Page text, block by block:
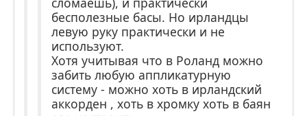
бесполезные басы. Но ирландцы
левую руку практически и не
используют.
Хотя учитывая что в Роланд можно
забить любую аппликатурную
систему - можно хоть в ирландский
аккорден , хоть в хромку хоть в баян